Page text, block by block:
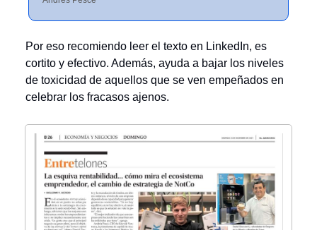
Por eso recomiendo leer el texto en LinkedIn, es
cortito y efectivo. Además, ayuda a bajar los niveles
de toxicidad de aquellos que se ven empeñados en
celebrar los fracasos ajenos.